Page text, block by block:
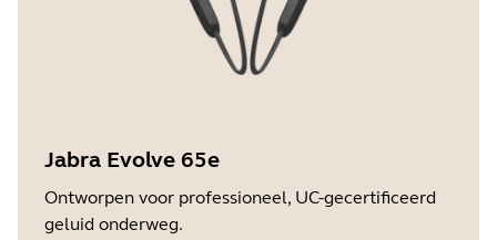
Jabra Evolve 65e
Ontworpen voor professioneel, UC-gecertificeerd
geluid onderweg.